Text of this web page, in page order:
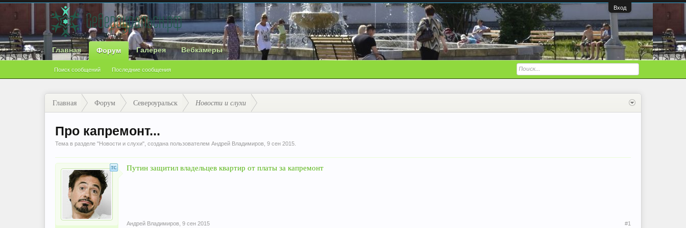
Вход
Главная Форум
Поиск сообщений Последние сообщения
Галерея Вебкамеры
Главная Форум Североуральск Новости и слухи
Про капремонт...
Тема в разделе "Новости и слухи", создана пользователем Андрей Владимиров 9 сен 2015
Путин защитил владельцев квартир от платы за капремонт
Андрей Владимиров 9 сен 2015 #1